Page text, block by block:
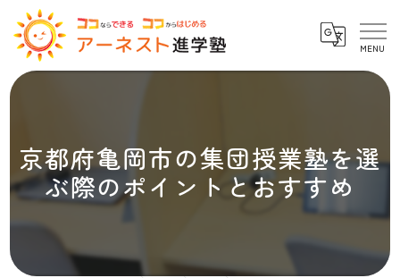
京都府亀岡市の集団授業塾を選
ぶ際のポイントとおすすめ